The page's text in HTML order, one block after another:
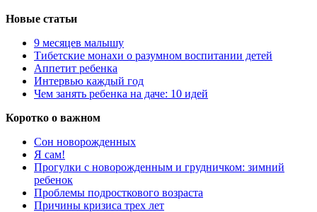
Новые статьи
9 месяцев малышу
Тибетские монахи о разумном воспитании детей
Аппетит ребенка
Интервью каждый год
Чем занять ребенка на даче: 10 идей
Коротко о важном
Сон новорожденных
Я сам!
Прогулки с новорожденным и грудничком: зимний
ребенок
Проблемы подросткового возраста
Причины кризиса трех лет